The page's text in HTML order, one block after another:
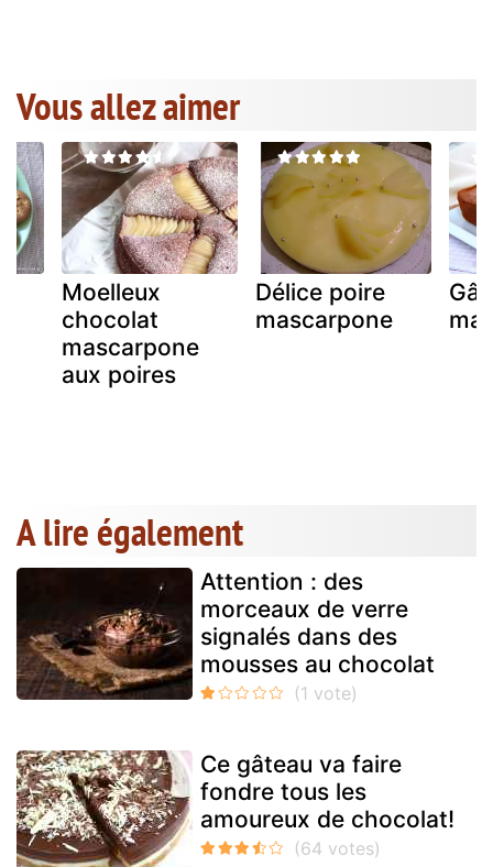
Vous allez aimer
Moelleux
chocolat
mascarpone
aux poires
Délice poire
mascarpone
A lire également
Attention : des
morceaux de verre
signalés dans des
mousses au chocolat
Ce gâteau va faire
fondre tous les
amoureux de chocolat!